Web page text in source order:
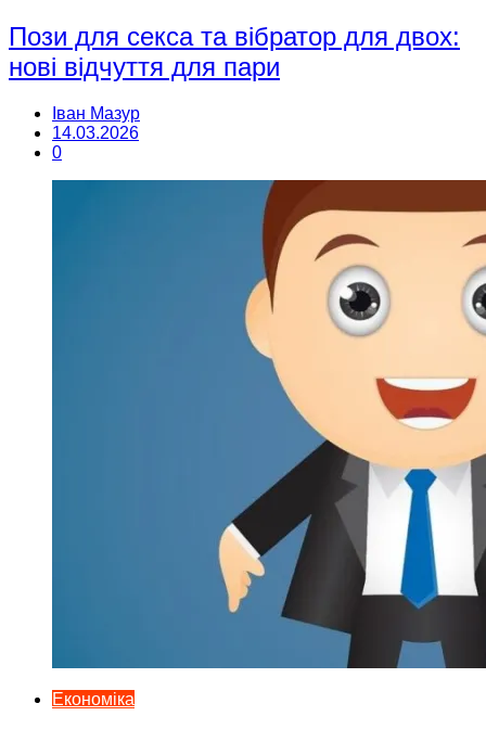
Пози для секса та вібратор для двох:
нові відчуття для пари
Іван Мазур
14.03.2026
0
Економіка